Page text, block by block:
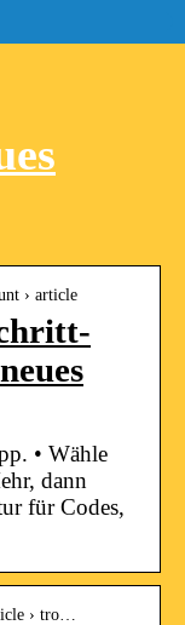
› article
• Wähle
dann
für Codes,
› tro…